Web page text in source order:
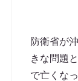
防衛省が
きな問題
で亡くな